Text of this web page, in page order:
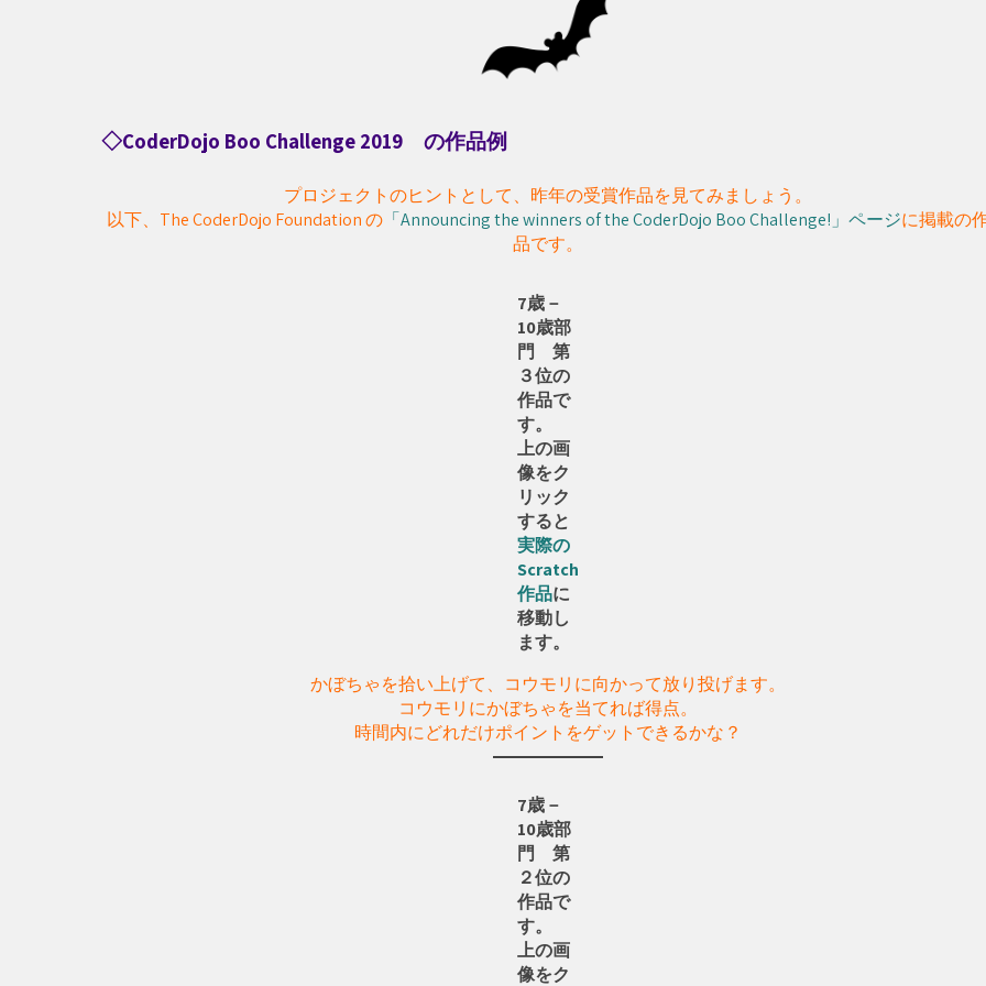
◇CoderDojo Boo Challenge 2019 の作品例
プロジェクトのヒントとして、昨年の受賞作品を見てみましょう。
以下、The CoderDojo Foundation の 「Announcing the winners of the CoderDojo Boo Challenge!」ページに掲載の
品です。
7歳－
10歳部
門 第
３位の
作品で
す。
上の画
像をク
リック
すると
実際の
Scratch
作品に
移動し
ます。
かぼちゃを拾い上げて、コウモリに向かって放り投げます。
コウモリにかぼちゃを当てれば得点。
時間内にどれだけポイントをゲットできるかな？
7歳－
10歳部
門 第
２位の
作品で
す。
上の画
像をク